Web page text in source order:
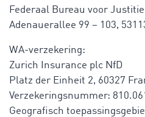
Federaal Bureau voor Justitie
Adenauerallee 99 – 103,
WA-verzekering:
Zurich Insurance plc NfD
Platz der Einheit 2, 60327
Verzekeringsnummer:
Geografisch